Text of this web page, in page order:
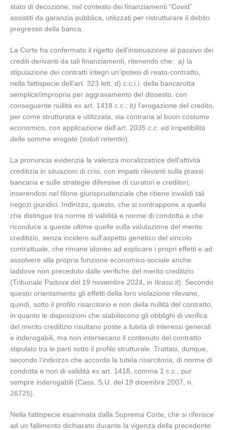
stato di decozione, nel contesto dei finanziamenti “Covid”
assistiti da garanzia pubblica, utilizzati per ristrutturare il debito
pregresso della banca.
La Corte ha confermato il rigetto dell’insinuazione al passivo dei
crediti derivanti da tali finanziamenti, ritenendo che: a) la
stipulazione dei contratti integri un’ipotesi di reato‑contratto,
nella fattispecie dell’art. 323 lett. d) c.c.i.i. della bancarotta
semplice/impropria per aggravamento del dissesto, con
conseguente nullità ex art. 1418 c.c.; b) l’erogazione del credito,
per come strutturata e utilizzata, sia contraria al buon costume
economico, con applicazione dell’art. 2035 c.c. ed irripetibilità
delle somme erogate (soluti retentio).
La pronuncia evidenzia la valenza moralizzatrice dell’attività
creditizia in situazioni di crisi, con impatti rilevanti sulla prassi
bancaria e sulle strategie difensive di curatori e creditori,
inserendosi nel filone giurisprudenziale che ritiene invalidi tali
negozi giuridici. Indirizzo, questo, che si contrappone a quello
che distingue tra norme di validità e norme di condotta e che
riconduce a queste ultime quelle sulla valutazione del merito
creditizio, senza incidere sull’aspetto genetico del vincolo
contrattuale, che rimane idoneo ad esplicare i propri effetti e ad
assolvere alla propria funzione economico-sociale anche
laddove non preceduto dalle verifiche del merito creditizio
(Tribunale Padova del 19 novembre 2024, in Ilcaso.it). Secondo
questo orientamento gli effetti della loro violazione rilevano,
quindi, sotto il profilo risarcitorio e non della nullità del contratto,
in quanto le disposizioni che stabiliscono gli obblighi di verifica
del merito creditizio risultano poste a tutela di interessi generali
e inderogabili, ma non intersecano il contenuto del contratto
stipulato tra le parti sotto il profilo strutturale. Trattasi, dunque,
secondo l’indirizzo che accorda la tutela risarcitoria, di norme di
condotta e non di validità ex art. 1418, comma 1 c.c., pur
sempre inderogabili (Cass. S.U. del 19 dicembre 2007, n.
26725).
Nella fattispecie esaminata dalla Suprema Corte, che si riferisce
ad un fallimento dichiarato durante la vigenza della precedente